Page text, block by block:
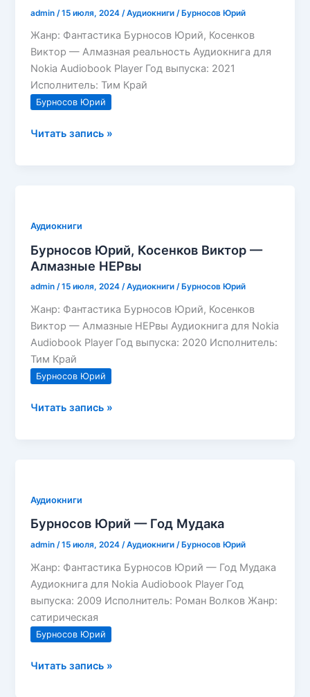
admin /15 июля, 2024 /Аудиокниги /Бурносов Юрий
Жанр: Фантастика Бурносов Юрий, Косенков
Виктор — Алмазная реальность Аудиокнига для
Nokia Audiobook Player Год выпуска: 2021
Исполнитель: Тим Край
Бурносов Юрий
Бурносов
реальность
Читать запись »
Аудиокниги
Бурносов Юрий, Косенков Виктор —
Алмазные НЕРвы
admin/15 июля, 2024/Аудиокниги / Бурносов Юрий
Жанр: Фантастика Бурносов Юрий, Косенков
Виктор — Алмазные НЕРвы Аудиокнига для Nokia
Audiobook Player Год выпуска: 2020 Исполнитель:
Тим Край
Бурносов Юрий
Бурносов
НЕРвы
Читать запись »
Аудиокниги
Бурносов Юрий — Год Мудака
admin/15 июля, 2024/Аудиокниги / Бурносов Юрий
Жанр: Фантастика Бурносов Юрий — Год Мудака
Аудиокнига для Nokia Audiobook Player Год
выпуска: 2009 Исполнитель: Роман Волков Жанр:
сатирическая
Бурносов Юрий
Бурносов
Читать запись »